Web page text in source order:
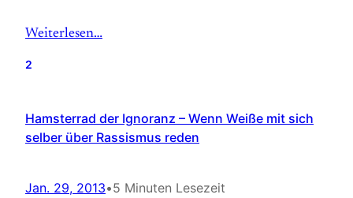
Weiterlesen…
2
Hamsterrad der Ignoranz – Wenn Weiße mit sich
selber über Rassismus reden
Jan. 29, 2013•5 Minuten Lesezeit